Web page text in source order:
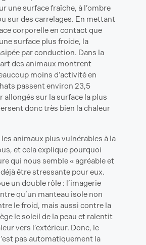
une surface fraîche, à l’ombre
sur des carrelages. En mettant
corporelle en contact que
surface plus froide, la
par conduction. Dans la
des animaux montrent
moins d’activité en
passent environ 23,5
allongés sur la surface la plus
donc très bien la chaleur
animaux plus vulnérables à la
et cela explique pourquoi
qui nous semble « agréable et
être stressante pour eux.
un double rôle : l’imagerie
qu’un manteau isole non
le froid, mais aussi contre la
le soleil de la peau et ralentit
vers l’extérieur. Donc, le
pas automatiquement la